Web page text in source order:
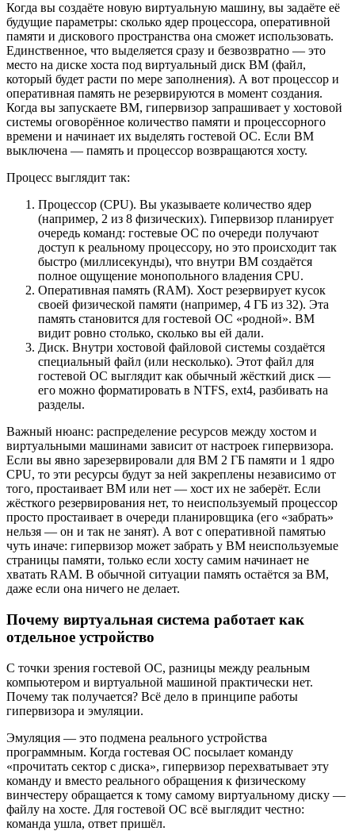
Когда вы создаёте новую виртуальную машину, вы задаёте её
будущие параметры: сколько ядер процессора, оперативной
памяти и дискового пространства она сможет использовать.
Единственное, что выделяется сразу и безвозвратно — это
место на диске хоста под виртуальный диск ВМ (файл,
который будет расти по мере заполнения). А вот процессор и
оперативная память не резервируются в момент создания.
Когда вы запускаете ВМ, гипервизор запрашивает у хостовой
системы оговорённое количество памяти и процессорного
времени и начинает их выделять гостевой ОС. Если ВМ
выключена — память и процессор возвращаются хосту.
Процесс выглядит так:
Процессор (CPU). Вы указываете количество ядер
(например, 2 из 8 физических). Гипервизор планирует
очередь команд: гостевые ОС по очереди получают
доступ к реальному процессору, но это происходит так
быстро (миллисекунды), что внутри ВМ создаётся
полное ощущение монопольного владения CPU.
Оперативная память (RAM). Хост резервирует кусок
своей физической памяти (например, 4 ГБ из 32). Эта
память становится для гостевой ОС «родной». ВМ
видит ровно столько, сколько вы ей дали.
Диск. Внутри хостовой файловой системы создаётся
специальный файл (или несколько). Этот файл для
гостевой ОС выглядит как обычный жёсткий диск —
его можно форматировать в NTFS, ext4, разбивать на
разделы.
Важный нюанс: распределение ресурсов между хостом и
виртуальными машинами зависит от настроек гипервизора.
Если вы явно зарезервировали для ВМ 2 ГБ памяти и 1 ядро
CPU, то эти ресурсы будут за ней закреплены независимо от
того, простаивает ВМ или нет — хост их не заберёт. Если
жёсткого резервирования нет, то неиспользуемый процессор
просто простаивает в очереди планировщика (его «забрать»
нельзя — он и так не занят). А вот с оперативной памятью
чуть иначе: гипервизор может забрать у ВМ неиспользуемые
страницы памяти, только если хосту самим начинает не
хватать RAM. В обычной ситуации память остаётся за ВМ,
даже если она ничего не делает.
Почему виртуальная система работает как
отдельное устройство
С точки зрения гостевой ОС, разницы между реальным
компьютером и виртуальной машиной практически нет.
Почему так получается? Всё дело в принципе работы
гипервизора и эмуляции.
Эмуляция — это подмена реального устройства
программным. Когда гостевая ОС посылает команду
«прочитать сектор с диска», гипервизор перехватывает эту
команду и вместо реального обращения к физическому
винчестеру обращается к тому самому виртуальному диску —
файлу на хосте. Для гостевой ОС всё выглядит честно:
команда ушла, ответ пришёл.